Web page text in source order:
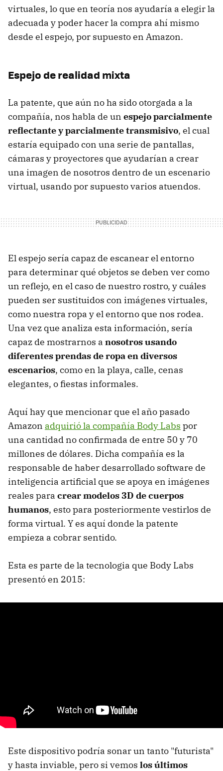
virtuales, lo que en teoría nos ayudaría a elegir la
adecuada y poder hacer la compra ahí mismo
desde el espejo, por supuesto en Amazon.
Espejo de realidad mixta
La patente, que aún no ha sido otorgada a la
compañía, nos habla de un espejo parcialmente
reflectante y parcialmente transmisivo, el cual
estaría equipado con una serie de pantallas,
cámaras y proyectores que ayudarían a crear
una imagen de nosotros dentro de un escenario
virtual, usando por supuesto varios atuendos.
El espejo sería capaz de escanear el entorno
para determinar qué objetos se deben ver como
un reflejo, en el caso de nuestro rostro, y cuáles
pueden ser sustituidos con imágenes virtuales,
como nuestra ropa y el entorno que nos rodea.
Una vez que analiza esta información, sería
capaz de mostrarnos a nosotros usando
diferentes prendas de ropa en diversos
escenarios, como en la playa, calle, cenas
elegantes, o fiestas informales.
Aquí hay que mencionar que el año pasado
Amazon adquirió la compañía Body Labs por
una cantidad no confirmada de entre 50 y 70
millones de dólares. Dicha compañía es la
responsable de haber desarrollado software de
inteligencia artificial que se apoya en imágenes
reales para crear modelos 3D de cuerpos
humanos, esto para posteriormente vestirlos de
forma virtual. Y es aquí donde la patente
empieza a cobrar sentido.
Esta es parte de la tecnologia que Body Labs
presentó en 2015:
Este dispositivo podría sonar un tanto "futurista"
y hasta inviable, pero si vemos los últimos